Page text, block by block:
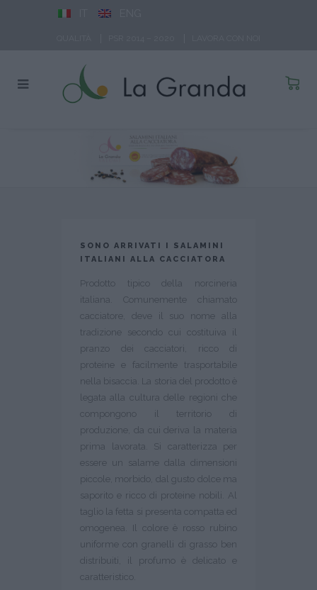
SONO ARRIVATI I SALAMINI
ITALIANI ALLA CACCIATORA
Prodotto tipico della norcineria
italiana. Comunemente chiamato
cacciatore, deve il suo nome alla
tradizione secondo cui costituiva il
pranzo dei cacciatori, ricco di
proteine e facilmente trasportabile
nella bisaccia. La storia del prodotto è
legata alla cultura delle regioni che
compongono il territorio di
produzione, da cui deriva la materia
prima lavorata. Si caratterizza per
essere un salame dalla dimensioni
piccole, morbido, dal gusto dolce ma
saporito e ricco di proteine nobili. Al
taglio la fetta si presenta compatta ed
omogenea. Il colore è rosso rubino
uniforme con granelli di grasso ben
distribuiti, il profumo è delicato e
caratteristico.